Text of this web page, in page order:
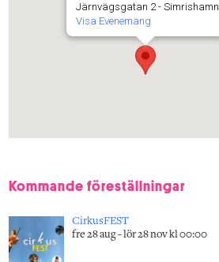
Järnvägsgatan 2 - Simrishamn
Visa Evenemang
Kommande föreställningar
CirkusFEST
fre 28 aug - lör 28 nov kl 00:00